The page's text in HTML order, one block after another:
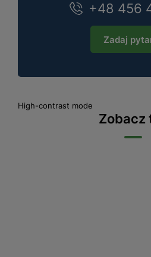
+48 456
Zadaj
High-contrast mode
Zobacz